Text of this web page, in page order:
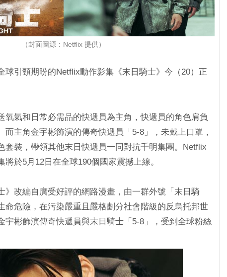
（封面圖源：Netflix 提供）
球引頸期盼的Netflix動作影集《末日騎士》今（20）正
氧氣和日常必需品的快遞員為主角，快遞員的角色肩負
而主角金宇彬飾演的傳奇快遞員「5-8」，未戴上口罩，
套裝，帶領其他末日快遞員一同對抗千明集團。Netflix
於5月12日在全球190個國家震撼上線。
》改編自廣受好評的網路漫畫，由一群外號「末日騎
命危險，在污染嚴重且嚴格劃分社會階級的反烏托邦世
宇彬飾演傳奇快遞員與末日騎士「5-8」，受到全球粉絲